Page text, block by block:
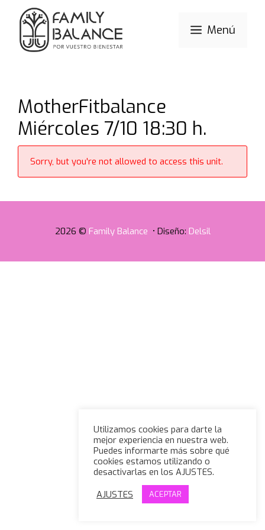
Saltar
contenido
Menú
MotherFitbalance
Miércoles 7/10 18:30 h.
Sorry, but you're not allowed to access this unit.
2026 © Family Balance • Diseño: Delsil
Utilizamos cookies para darte la
mejor experiencia en nuestra web.
Puedes informarte más sobre qué
cookies estamos utilizando o
desactivarlas en los AJUSTES.
AJUSTES
ACEPTAR